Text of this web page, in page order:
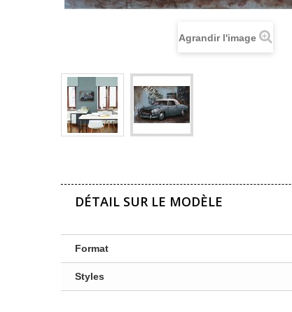
Agrandir l'image
DÉTAIL SUR LE MODÈLE
Format
Styles